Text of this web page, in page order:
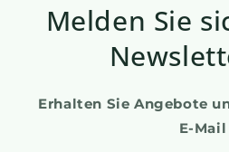
Melden Sie
Erhalten Sie Angebote
E-Mail